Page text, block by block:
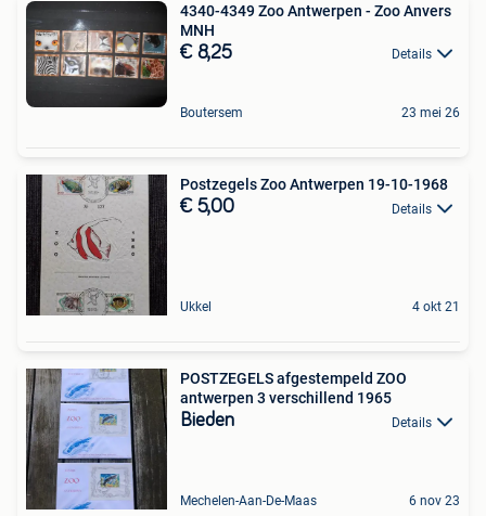
4340-4349 Zoo Antwerpen - Zoo Anvers
MNH
€ 8,25 Details
Boutersem 23 mei 26
Postzegels Zoo Antwerpen 19-10-1968
€ 5,00 Details
Ukkel 4 okt 21
POSTZEGELS afgestempeld ZOO
antwerpen 3 verschillend 1965
Bieden Details
Mechelen-Aan-De-Maas 6 nov 23